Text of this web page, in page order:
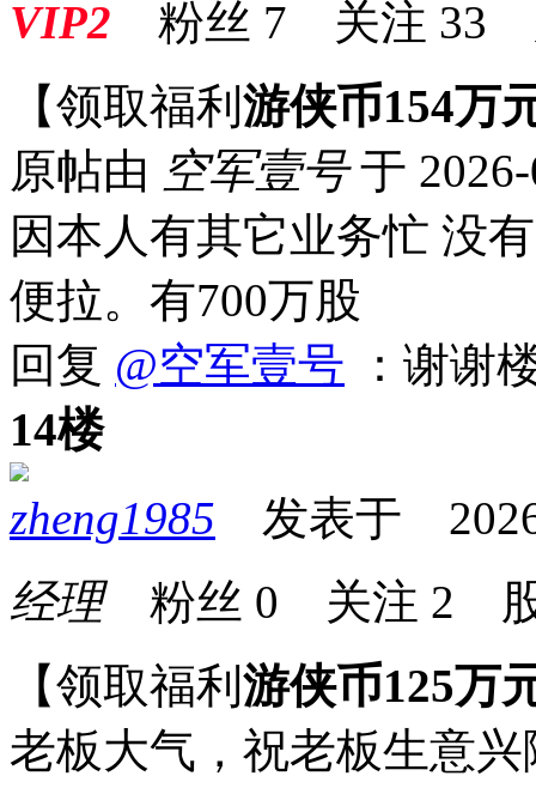
VIP2 粉丝 7 关注 33
【领取福利 游侠币154万
原帖由 空军壹号于
因本人有其它业务忙 没
便拉。有700万股
回复 @空军壹号 ：谢谢
14楼
zheng1985 发表于
经理粉丝 0 关注 2
【领取福利 游侠币125万
老板大气，祝老板生意